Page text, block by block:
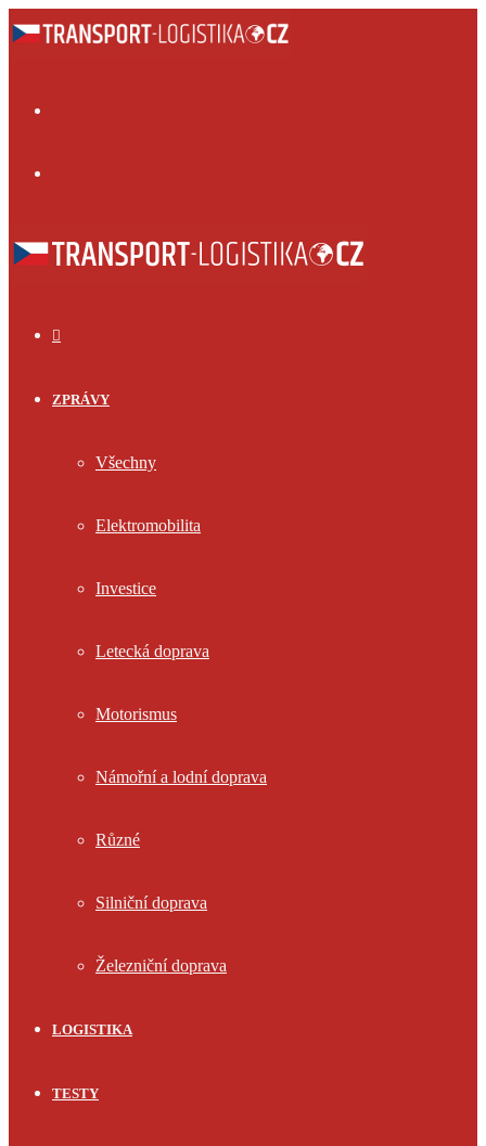
ZPRÁVY
Všechny
Elektromobilita
Investice
Letecká doprava
Motorismus
Námořní a lodní doprava
Různé
Silniční doprava
Železniční doprava
LOGISTIKA
TESTY